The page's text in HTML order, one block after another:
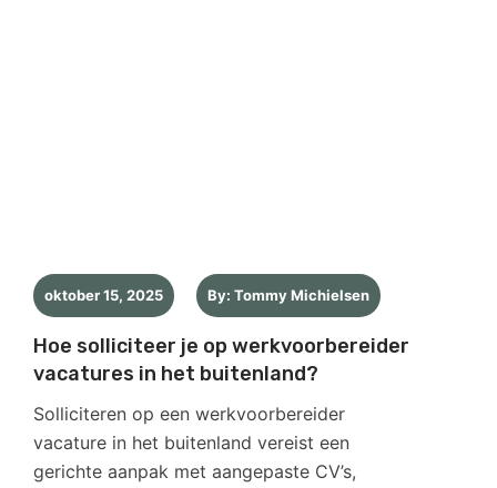
oktober 15, 2025 By: Tommy Michielsen
Hoe solliciteer je op werkvoorbereider
vacatures in het buitenland?
Solliciteren op een werkvoorbereider
vacature in het buitenland vereist een
gerichte aanpak met aangepaste CV’s,